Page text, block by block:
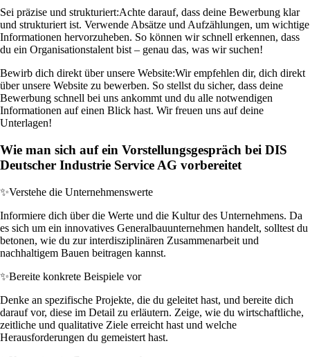
Sei präzise und strukturiert:Achte darauf, dass deine Bewerbung klar
und strukturiert ist. Verwende Absätze und Aufzählungen, um wichtige
Informationen hervorzuheben. So können wir schnell erkennen, dass
du ein Organisationstalent bist – genau das, was wir suchen!
Bewirb dich direkt über unsere Website:Wir empfehlen dir, dich direkt
über unsere Website zu bewerben. So stellst du sicher, dass deine
Bewerbung schnell bei uns ankommt und du alle notwendigen
Informationen auf einen Blick hast. Wir freuen uns auf deine
Unterlagen!
Wie man sich auf ein Vorstellungsgespräch bei DIS
Deutscher Industrie Service AG vorbereitet
✨Verstehe die Unternehmenswerte
Informiere dich über die Werte und die Kultur des Unternehmens. Da
es sich um ein innovatives Generalbauunternehmen handelt, solltest du
betonen, wie du zur interdisziplinären Zusammenarbeit und
nachhaltigem Bauen beitragen kannst.
✨Bereite konkrete Beispiele vor
Denke an spezifische Projekte, die du geleitet hast, und bereite dich
darauf vor, diese im Detail zu erläutern. Zeige, wie du wirtschaftliche,
zeitliche und qualitative Ziele erreicht hast und welche
Herausforderungen du gemeistert hast.